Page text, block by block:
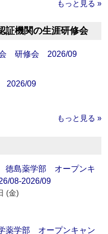
もっと見る »
証機関の生涯研修会
会 研修会 2026/09
2026/09
もっと見る »
徳島薬学部 オープンキ
08-2026/09
(金)
薬学部 オープンキャン